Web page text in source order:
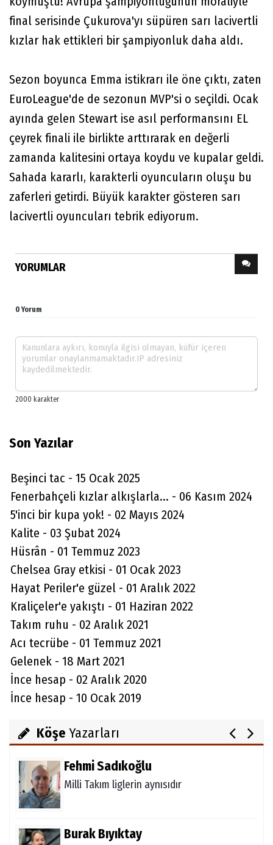
final serisinde Çukurova'yı süpüren sarı lacivertli
kızlar hak ettikleri bir şampiyonluk daha aldı.
Sezon boyunca Emma istikrarı ile öne çıktı, zaten
EuroLeague'de de sezonun MVP'si o seçildi. Ocak
ayında gelen Stewart ise asıl performansını EL
çeyrek finali ile birlikte arttırarak en değerli
zamanda kalitesini ortaya koydu ve kupalar geldi.
Sahada kararlı, karakterli oyuncuların oluşu bu
zaferleri getirdi. Büyük karakter gösteren sarı
lacivertli oyuncuları tebrik ediyorum.
YORUMLAR
0 Yorum
Son Yazılar
Beşinci tac - 15 Ocak 2025
Fenerbahçeli kızlar alkışlarla... - 06 Kasım 2024
5'inci bir kupa yok! - 02 Mayıs 2024
Kalite - 03 Şubat 2024
Hüsrân - 01 Temmuz 2023
Chelsea Gray etkisi - 01 Ocak 2023
Hayat Periler'e güzel - 01 Aralık 2022
Kraliçeler'e yakıştı - 01 Haziran 2022
Takım ruhu - 02 Aralık 2021
Acı tecrübe - 01 Temmuz 2021
Gelenek - 18 Mart 2021
İnce hesap - 02 Aralık 2020
İnce hesap - 10 Ocak 2019
Köşe Yazarları
Aydın Örs
Ataman için imkansız yok
Melda Yakupoğlu
Fehmi Sadıkoğlu
Milli Takım liglerin aynısıdır
Burak Bıyıktay